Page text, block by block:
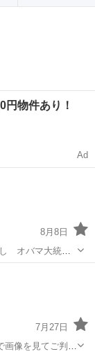
円物件あり！
Ad
8月8日
オバマ大統領
など 活躍して
サイズは直径
7月27日